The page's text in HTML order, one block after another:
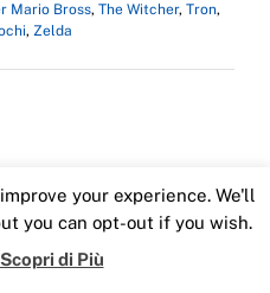
Mario Bross, The Witcher, Tron,
, Zelda
YouTube
SoundCloud
LinkedIn
your experience. We'll
you can opt-out if you wish.
Scopri di Più